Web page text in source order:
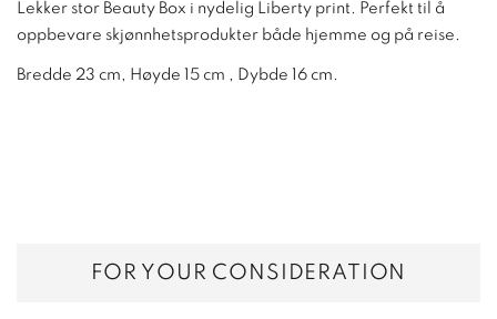
Lekker stor Beauty Box i nydelig Liberty print. Perfekt til å
oppbevare skjønnhetsprodukter både hjemme og på reise.
Bredde 23 cm, Høyde 15 cm , Dybde 16 cm.
FOR YOUR CONSIDERATION